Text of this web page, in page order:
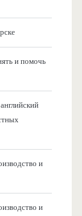
и помочь
и
и